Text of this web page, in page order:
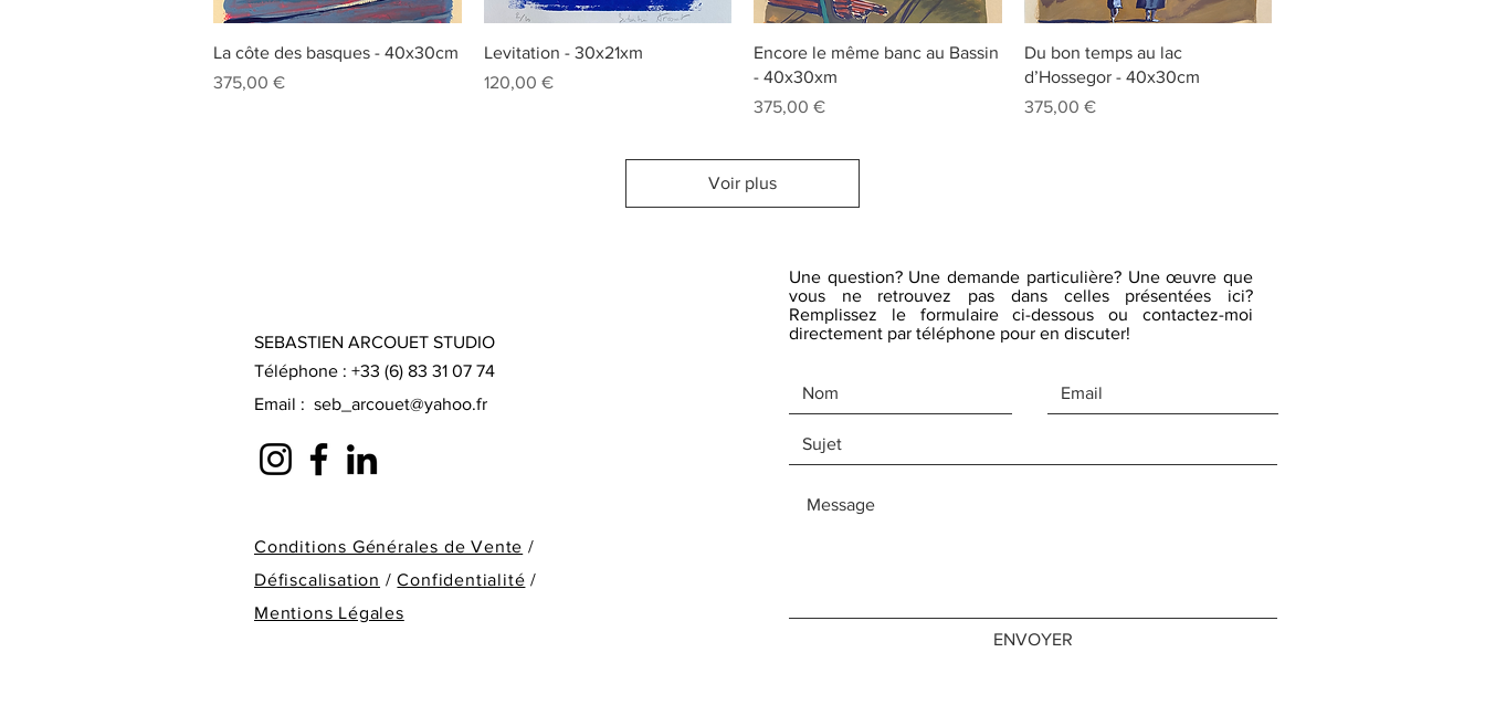
Aperçu rapide
La côte des basques - 40x30cm
Prix
375,00 €
Aperçu rapide
Levitation - 30x21xm
Prix
120,00 €
Aperçu rapide
Encore le même banc au Bassin
- 40x30xm
Prix
375,00 €
Aperçu rapide
Du bon temps au lac
d’Hossegor - 40x30cm
Prix
375,00 €
Voir plus
SEBASTIEN ARCOUET STUDIO
Une question? Une demande particulière? Une œuvre que
vous ne retrouvez pas dans celles présentées ici?
Remplissez le formulaire ci-dessous ou contactez-moi
directement par téléphone pour en discuter!
Téléphone : +33 (6) 83 31 07 74
Email : seb_arcouet@yahoo.fr
Conditions Générales de Vente /
Défiscalisation /Confidentialité /
Mentions Légales
ENVOYER